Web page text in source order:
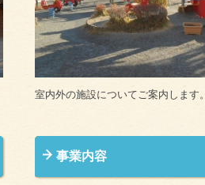
室内外の施設についてご案内します。
事業内容